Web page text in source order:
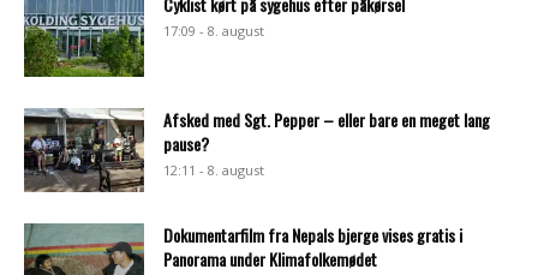
17:09 - 8. august
Afsked med Sgt. Pepper – eller bare en meget lang
pause?
12:11 - 8. august
Dokumentarfilm fra Nepals bjerge vises gratis i
Panorama under Klimafolkemødet